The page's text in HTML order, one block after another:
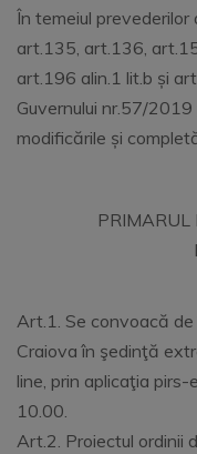
În temeiul
art.135, art.136,
art.196 alin.1 lit.b și
Guvernului nr.57/
modificările și
PRIMARUL
Art.1. Se convoacă de
Craiova în şedinţă
line, prin aplicaţia
10.00.
Art.2. Proiectul ordinii